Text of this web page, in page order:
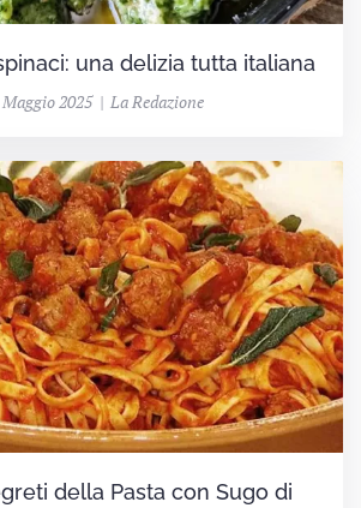
una delizia tutta italiana
2025 | La Redazione
della Pasta con Sugo di